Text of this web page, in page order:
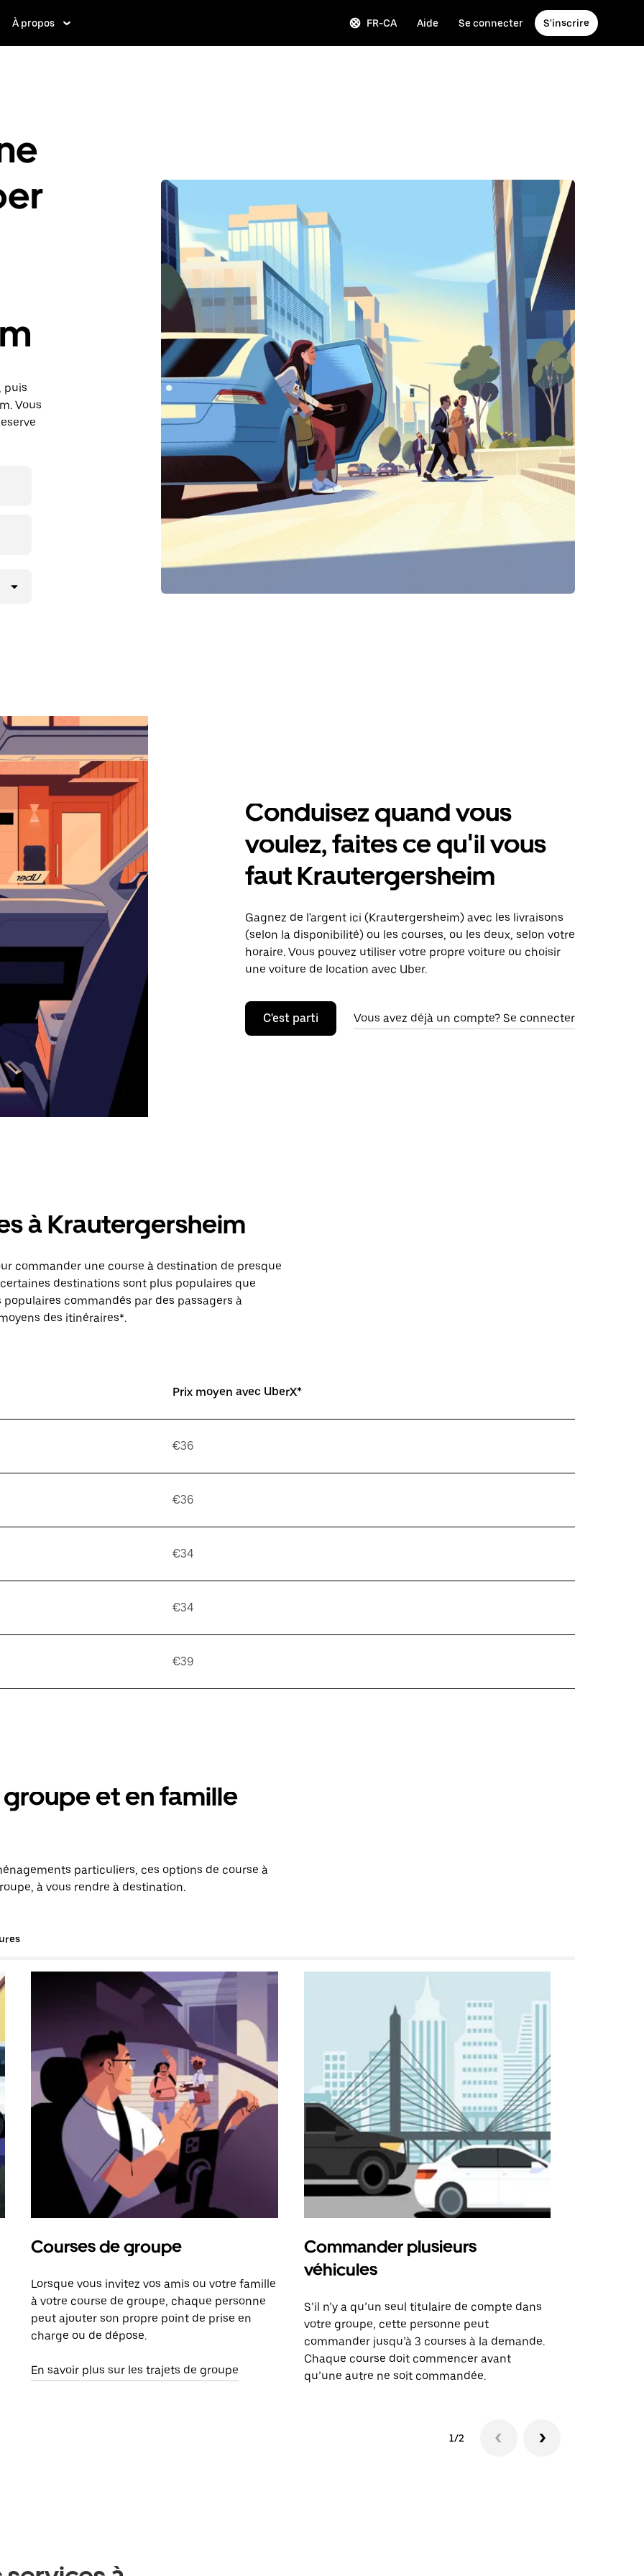
À propos FR-CA Aide Se connecter S'inscrire
puis
Vous
Conduisez quand vous
voulez, faites ce qu'il vous
faut Krautergersheim
Gagnez de l'argent ici (Krautergersheim) avec les livraisons
(selon la disponibilité) ou les courses, ou les deux, selon votre
horaire. Vous pouvez utiliser votre propre voiture ou choisir
une voiture de location avec Uber.
C'est parti Vous avez déjà un compte? Se connecter
à Krautergersheim
commander une course à destination de presque
destinations sont plus populaires que
commandés par des passagers à
des itinéraires*.
Prix moyen avec UberX*
€36
€36
€34
€34
€39
et en famille
particuliers, ces options de course à
à vous rendre à destination.
Courses de groupe
Lorsque vous invitez vos amis ou votre famille
à votre course de groupe, chaque personne
peut ajouter son propre point de prise en
charge ou de dépose.
En savoir plus sur les trajets de groupe
Commander plusieurs
véhicules
S’il n’y a qu’un seul titulaire de compte dans
votre groupe, cette personne peut
commander jusqu’à 3 courses à la demande.
Chaque course doit commencer avant
qu’une autre ne soit commandée.
1/2